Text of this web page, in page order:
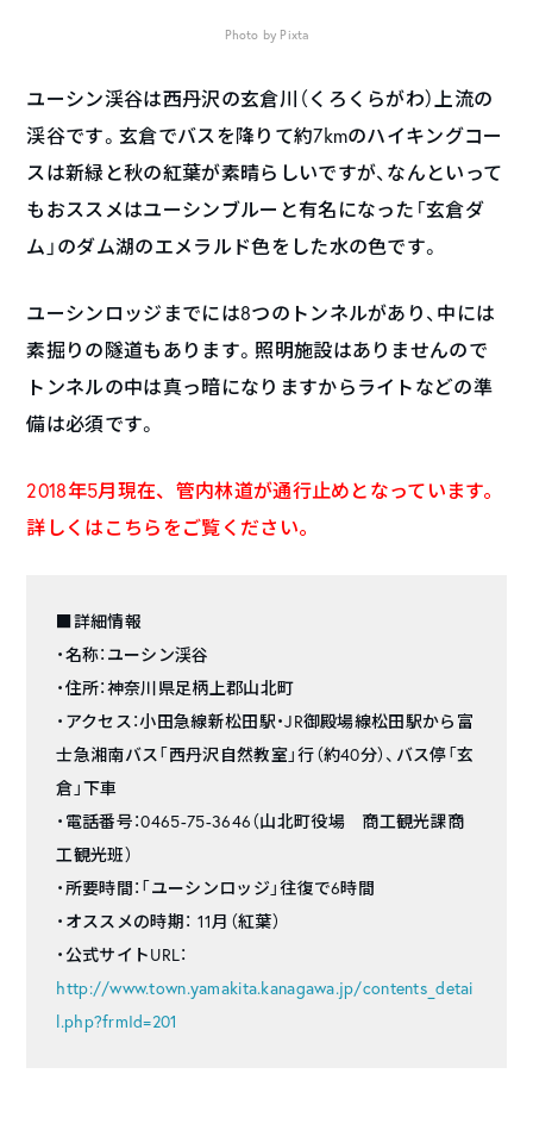
Photo by Pixta
ユーシン渓谷は西丹沢の玄倉川（くろくらがわ）上流の
渓谷です。玄倉でバスを降りて約7kmのハイキングコー
スは新緑と秋の紅葉が素晴らしいですが、なんといって
もおススメはユーシンブルーと有名になった「玄倉ダ
ム」のダム湖のエメラルド色をした水の色です。
ユーシンロッジまでには8つのトンネルがあり、中には
素掘りの隧道もあります。照明施設はありませんので
トンネルの中は真っ暗になりますからライトなどの準
備は必須です。
2018年5月現在、管内林道が通行止めとなっています。
詳しくはこちらをご覧ください。
■詳細情報
・名称：ユーシン渓谷
・住所：神奈川県足柄上郡山北町
・アクセス：小田急線新松田駅・JR御殿場線松田駅から富
士急湘南バス「西丹沢自然教室」行（約40分）、バス停「玄
倉」下車
・電話番号：0465-75-3646（山北町役場 商工観光課商
工観光班）
・所要時間：「ユーシンロッジ」往復で6時間
・オススメの時期： 11月（紅葉）
・公式サイトURL：
http://www.town.yamakita.kanagawa.jp/contents_detai
l.php?frmId=201